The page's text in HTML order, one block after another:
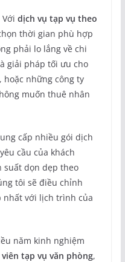
dịch vụ tạp vụ theo
thời gian phù hợp
phải lo lắng về chi
giải pháp tối ưu cho
hoặc những công ty
muốn thuê nhân
cấp nhiều gói dịch
cầu của khách
suất dọn dẹp theo
tôi sẽ điều chỉnh
nhất với lịch trình của
năm kinh nghiệm
tạp vụ văn phòng,